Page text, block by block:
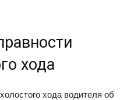
хода
хода водителя об